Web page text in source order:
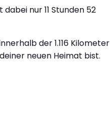
nur 11 Stunden 52
der 1.116 Kilometer
neuen Heimat bist.